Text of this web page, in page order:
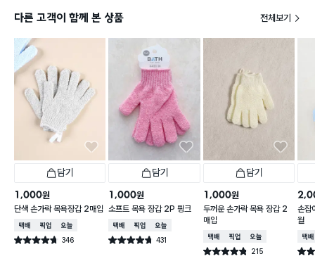
다른 고객이 함께 본 상품 전체보기
담기
1,000원
단색 손가락 목욕장갑 2매입
택배배송매장픽업오늘배송
별점 4.7점 346
건 작성
담기
1,000원
소프트 목욕 장갑 2P 핑크
택배배송매장픽업오늘배송
별점 4.7점 431
건 작성
담기
1,000원
두꺼운 손가락 목욕 장갑 2
매입
택배배송매장픽업오늘배송
별점 4.8점 215
건 작성
손잡
월
택배
별점